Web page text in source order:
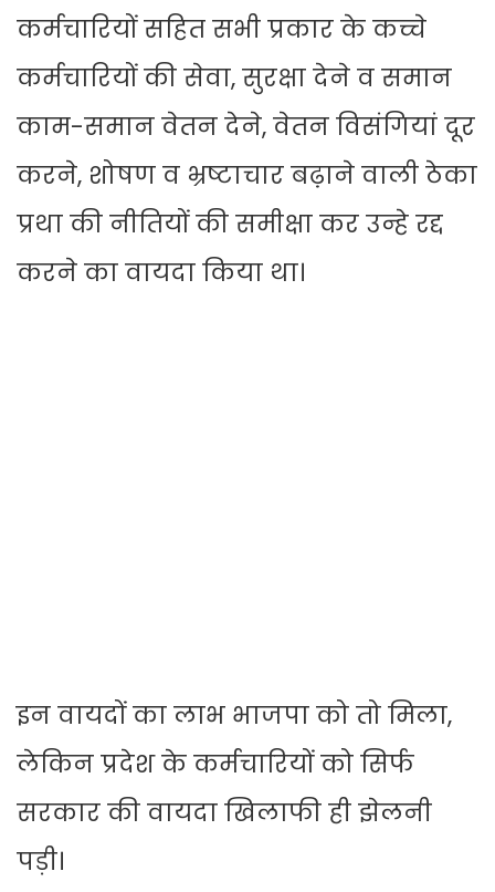
कर्मचारियों सहित सभी प्रकार के कच्चे
कर्मचारियों की सेवा, सुरक्षा देने व समान
काम-समान वेतन देने, वेतन विसंगियां दूर
करने, शोषण व भ्रष्टाचार बढ़ाने वाली ठेका
प्रथा की नीतियों की समीक्षा कर उन्हे रद्द
करने का वायदा किया था।
इन वायदों का लाभ भाजपा को तो मिला,
लेकिन प्रदेश के कर्मचारियों को सिर्फ
सरकार की वायदा खिलाफी ही झेलनी
पड़ी।